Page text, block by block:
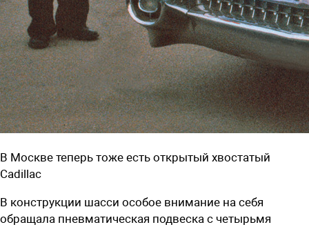
В Москве теперь тоже есть открытый хвостатый
Cadillac
В конструкции шасси особое внимание на себя
обращала пневматическая подвеска с четырьмя